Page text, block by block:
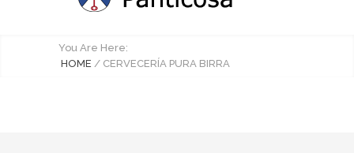
You Are Here:
HOME / CERVECERÍA PURA BIRRA